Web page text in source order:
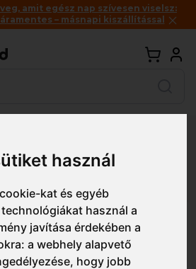
használ
kat és egyéb
használ a
javítása érdekében a
a webhely alapvető
, hogy jobb
amit egész nap szívesen viselsz:
– másnapi kiszállítással
Egyszerű nézet
Next unisex